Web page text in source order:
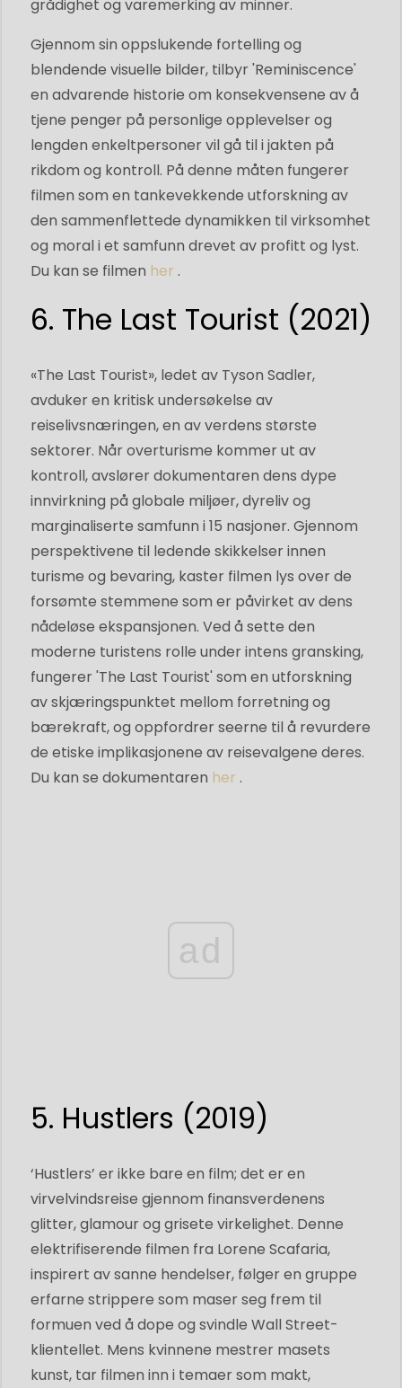
grådighet og varemerking av minner.
Gjennom sin oppslukende fortelling og
blendende visuelle bilder, tilbyr 'Reminiscence'
en advarende historie om konsekvensene av å
tjene penger på personlige opplevelser og
lengden enkeltpersoner vil gå til i jakten på
rikdom og kontroll. På denne måten fungerer
filmen som en tankevekkende utforskning av
den sammenflettede dynamikken til virksomhet
og moral i et samfunn drevet av profitt og lyst.
Du kan se filmen her .
6. The Last Tourist (2021)
«The Last Tourist», ledet av Tyson Sadler,
avduker en kritisk undersøkelse av
reiselivsnæringen, en av verdens største
sektorer. Når overturisme kommer ut av
kontroll, avslører dokumentaren dens dype
innvirkning på globale miljøer, dyreliv og
marginaliserte samfunn i 15 nasjoner. Gjennom
perspektivene til ledende skikkelser innen
turisme og bevaring, kaster filmen lys over de
forsømte stemmene som er påvirket av dens
nådeløse ekspansjonen. Ved å sette den
moderne turistens rolle under intens gransking,
fungerer 'The Last Tourist' som en utforskning
av skjæringspunktet mellom forretning og
bærekraft, og oppfordrer seerne til å revurdere
de etiske implikasjonene av reisevalgene deres.
Du kan se dokumentaren her .
ad
5. Hustlers (2019)
‘Hustlers’ er ikke bare en film; det er en
virvelvindsreise gjennom finansverdenens
glitter, glamour og grisete virkelighet. Denne
elektrifiserende filmen fra Lorene Scafaria,
inspirert av sanne hendelser, følger en gruppe
erfarne strippere som maser seg frem til
formuen ved å dope og svindle Wall Street-
klientellet. Mens kvinnene mestrer masets
kunst, tar filmen inn i temaer som makt,